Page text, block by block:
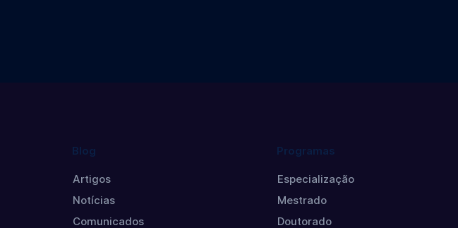
Blog
Artigos
Notícias
Comunicados
Programas
Especialização
Mestrado
Doutorado